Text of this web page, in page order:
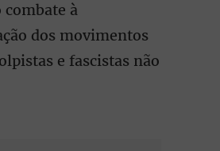
combate à
dos movimentos
e fascistas não